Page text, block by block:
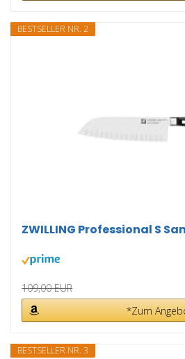
BESTSELLER NR. 2
ZWILLING Professional S
109,00 EUR
*Zum
BESTSELLER NR. 3